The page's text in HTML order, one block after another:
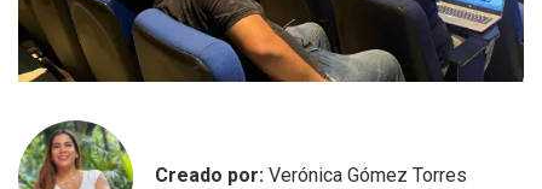
Creado por: Verónica Gómez Torres